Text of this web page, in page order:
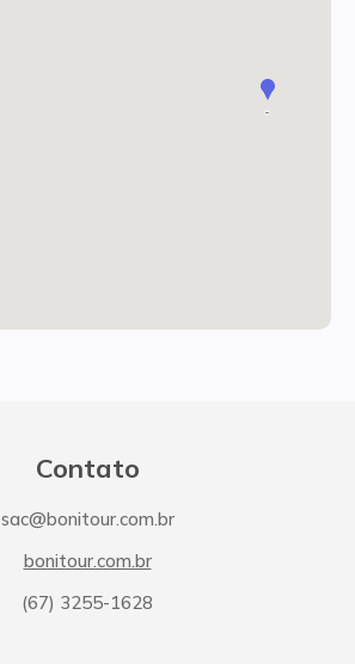
-
Contato
sac@bonitour.com.br
bonitour.com.br
(67) 3255-1628